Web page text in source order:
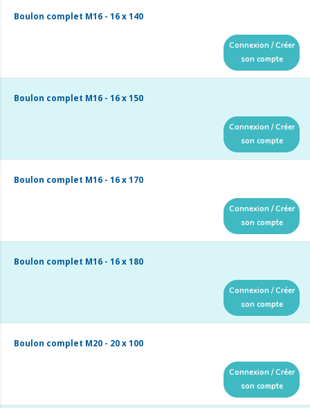
Boulon complet M16 - 16 x 140
Connexion / Créer
son compte
Boulon complet M16 - 16 x 150
Connexion / Créer
son compte
Boulon complet M16 - 16 x 170
Connexion / Créer
son compte
Boulon complet M16 - 16 x 180
Connexion / Créer
son compte
Boulon complet M20 - 20 x 100
Connexion / Créer
son compte